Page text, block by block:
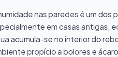
tinta a descascar, salitre,
nas paredes. A boa
nas paredes é um dos
em casas antigas,
acumula-se no interior do
propício a bolores e